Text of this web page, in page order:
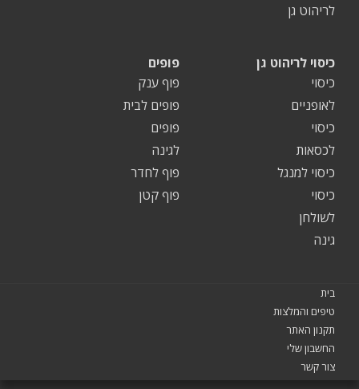
לריהוט גן
פופים
פוף ענק
פופים לבית
פופים
לגינה
פוף לחדר
פוף קטן
כיסוי לריהוט גן
כיסוי
לאופניים
כיסוי
לכסאות
כיסוי למנגל
כיסוי
לשולחן
גינה
בית
טיפים והמלצות
תקנון האתר
החשבון שלי
צור קשר